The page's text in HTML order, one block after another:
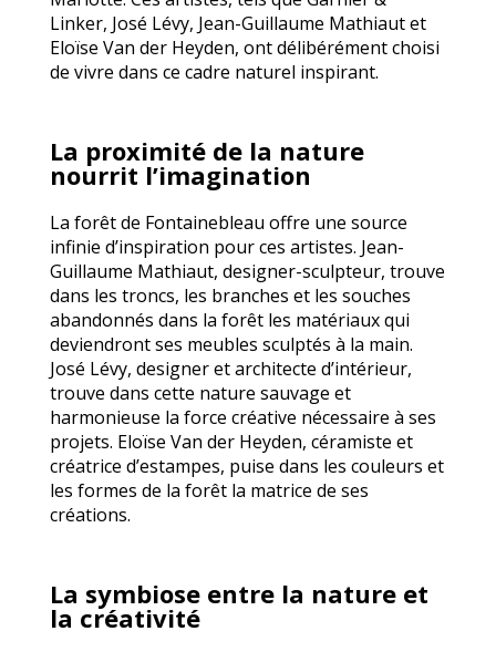
Linker, José Lévy, Jean-Guillaume Mathiaut et
Eloïse Van der Heyden, ont délibérément choisi
de vivre dans ce cadre naturel inspirant.
La proximité de la nature
nourrit l’imagination
La forêt de Fontainebleau offre une source
infinie d’inspiration pour ces artistes. Jean-
Guillaume Mathiaut, designer-sculpteur, trouve
dans les troncs, les branches et les souches
abandonnés dans la forêt les matériaux qui
deviendront ses meubles sculptés à la main.
José Lévy, designer et architecte d’intérieur,
trouve dans cette nature sauvage et
harmonieuse la force créative nécessaire à ses
projets. Eloïse Van der Heyden, céramiste et
créatrice d’estampes, puise dans les couleurs et
les formes de la forêt la matrice de ses
créations.
La symbiose entre la nature et
la créativité